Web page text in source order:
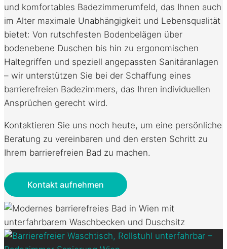
und komfortables Badezimmerumfeld, das Ihnen auch
im Alter maximale Unabhängigkeit und Lebensqualität
bietet: Von rutschfesten Bodenbelägen über
bodenebene Duschen bis hin zu ergonomischen
Haltegriffen und speziell angepassten Sanitäranlagen
– wir unterstützen Sie bei der Schaffung eines
barrierefreien Badezimmers, das Ihren individuellen
Ansprüchen gerecht wird.
Kontaktieren Sie uns noch heute, um eine persönliche
Beratung zu vereinbaren und den ersten Schritt zu
Ihrem barrierefreien Bad zu machen.
Kontakt aufnehmen